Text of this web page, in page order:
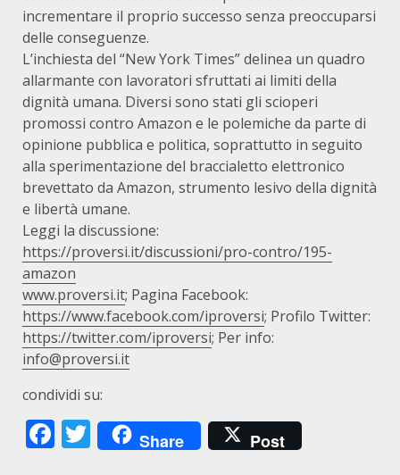
incrementare il proprio successo senza preoccuparsi
delle conseguenze.
L’inchiesta del “New York Times” delinea un quadro
allarmante con lavoratori sfruttati ai limiti della
dignità umana. Diversi sono stati gli scioperi
promossi contro Amazon e le polemiche da parte di
opinione pubblica e politica, soprattutto in seguito
alla sperimentazione del braccialetto elettronico
brevettato da Amazon, strumento lesivo della dignità
e libertà umane.
Leggi la discussione:
https://proversi.it/discussioni/pro-contro/195-
amazon
www.proversi.it; Pagina Facebook:
https://www.facebook.com/iproversi; Profilo Twitter:
https://twitter.com/iproversi; Per info:
info@proversi.it
condividi su:
Facebook
Twitter
Share Post